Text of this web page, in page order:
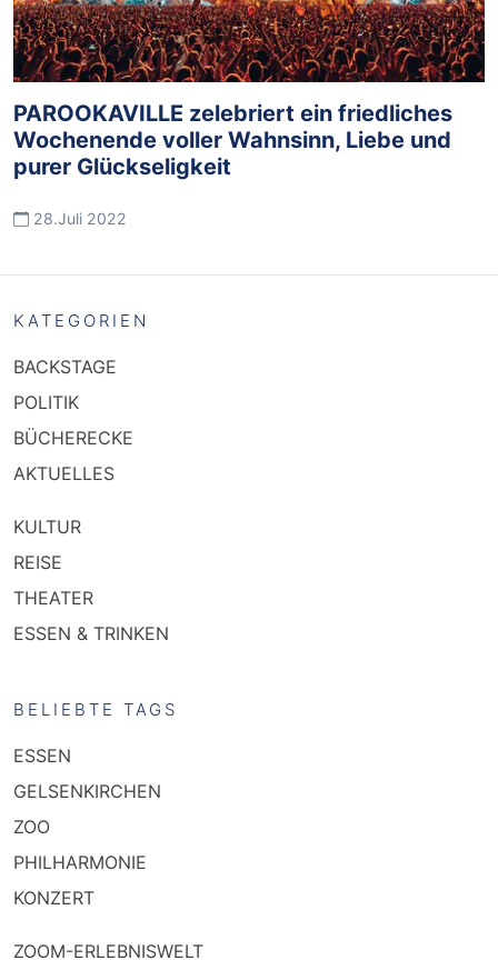
PAROOKAVILLE zelebriert ein friedliches
Wochenende voller Wahnsinn, Liebe und
purer Glückseligkeit
28.Juli 2022
KATEGORIEN
BACKSTAGE
POLITIK
BÜCHERECKE
AKTUELLES
KULTUR
REISE
THEATER
ESSEN & TRINKEN
BELIEBTE TAGS
ESSEN
GELSENKIRCHEN
ZOO
PHILHARMONIE
KONZERT
ZOOM-ERLEBNISWELT